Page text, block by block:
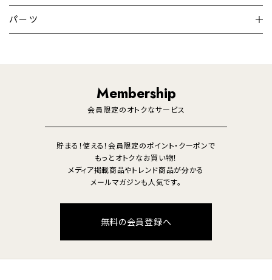
暖房機 掃除機
調理家電 生活家電
デスクライト
テレビ
パーツ
Membership
会員限定のオトクなサービス
貯まる！使える！会員限定のポイント・クーポンで
もっとオトクなお買い物！
メディア掲載商品やトレンド商品が分かる
メールマガジンも人気です。
無料の会員登録へ